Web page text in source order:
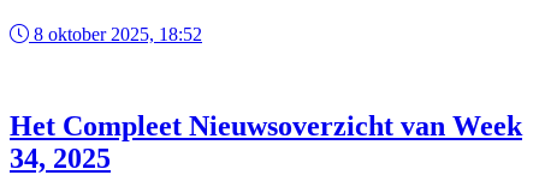
8 oktober 2025, 18:52
Het Compleet Nieuwsoverzicht van Week
34, 2025